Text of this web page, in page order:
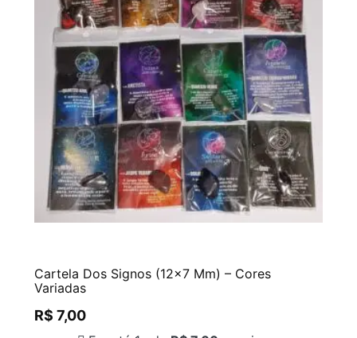
Cartela Dos Signos (12×7 Mm) – Cores
Variadas
R$ 7,00